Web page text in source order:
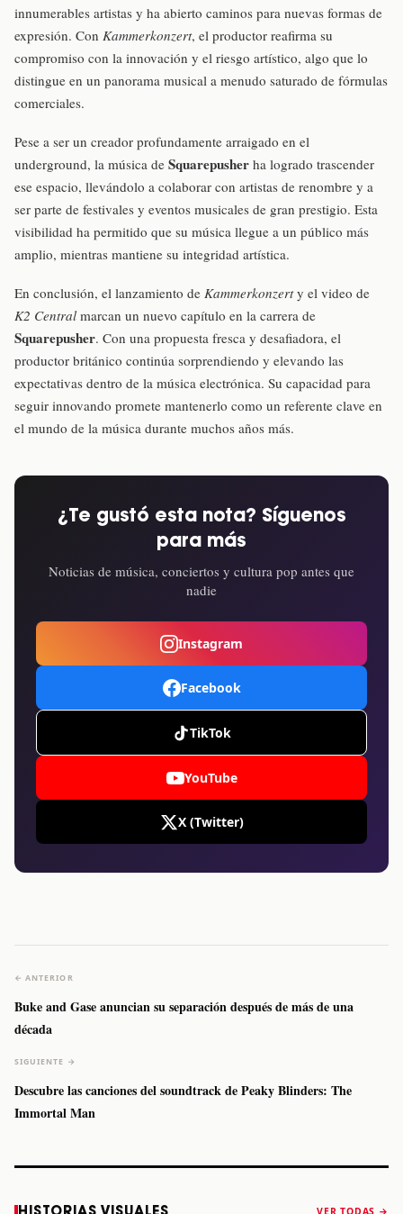
innumerables artistas y ha abierto caminos para nuevas formas de
expresión. Con Kammerkonzert, el productor reafirma su
compromiso con la innovación y el riesgo artístico, algo que lo
distingue en un panorama musical a menudo saturado de fórmulas
comerciales.
Pese a ser un creador profundamente arraigado en el
underground, la música de Squarepusher ha logrado trascender
ese espacio, llevándolo a colaborar con artistas de renombre y a
ser parte de festivales y eventos musicales de gran prestigio. Esta
visibilidad ha permitido que su música llegue a un público más
amplio, mientras mantiene su integridad artística.
En conclusión, el lanzamiento de Kammerkonzerty el video de
K2 Centralmarcan un nuevo capítulo en la carrera de
Squarepusher. Con una propuesta fresca y desafiadora, el
productor británico continúa sorprendiendo y elevando las
expectativas dentro de la música electrónica. Su capacidad para
seguir innovando promete mantenerlo como un referente clave en
el mundo de la música durante muchos años más.
¿Te gustó esta nota? Síguenos
para más
Noticias de música, conciertos y cultura pop antes que
nadie
Instagram
Facebook
TikTok
YouTube
X (Twitter)
← ANTERIOR
Buke and Gase anuncian su separación después de más de una
década
SIGUIENTE →
Descubre las canciones del soundtrack de Peaky Blinders: The
Immortal Man